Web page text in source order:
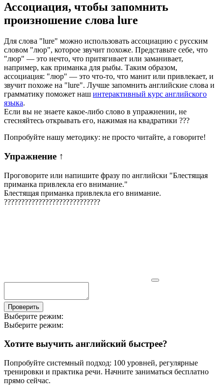
Ассоциация, чтобы запомнить
произношение слова lure
Для слова "lure" можно использовать ассоциацию с русским
словом "люр", которое звучит похоже. Представьте себе, что
"люр" — это нечто, что притягивает или заманивает,
например, как приманка для рыбы. Таким образом,
ассоциация: "люр" — это что-то, что манит или привлекает, и
звучит похоже на "lure". Лучше запомнить английские слова и
грамматику поможет наш интерактивный курс английского
языка.
Если вы не знаете какое-либо слово в упражнении, не
стесняйтесь открывать его, нажимая на квадратики ???
Попробуйте нашу методику: не просто читайте, а говорите!
Упражнение ↑
Проговорите или напишите фразу по английски "Блестящая
приманка привлекла его внимание."
Блестящая приманка привлекла его внимание.
????????????????????????????
Проверить
Выберите режим:
Выберите режим:
Хотите выучить английский быстрее?
Попробуйте системный подход: 100 уровней, регулярные
тренировки и практика речи. Начните заниматься бесплатно
прямо сейчас.